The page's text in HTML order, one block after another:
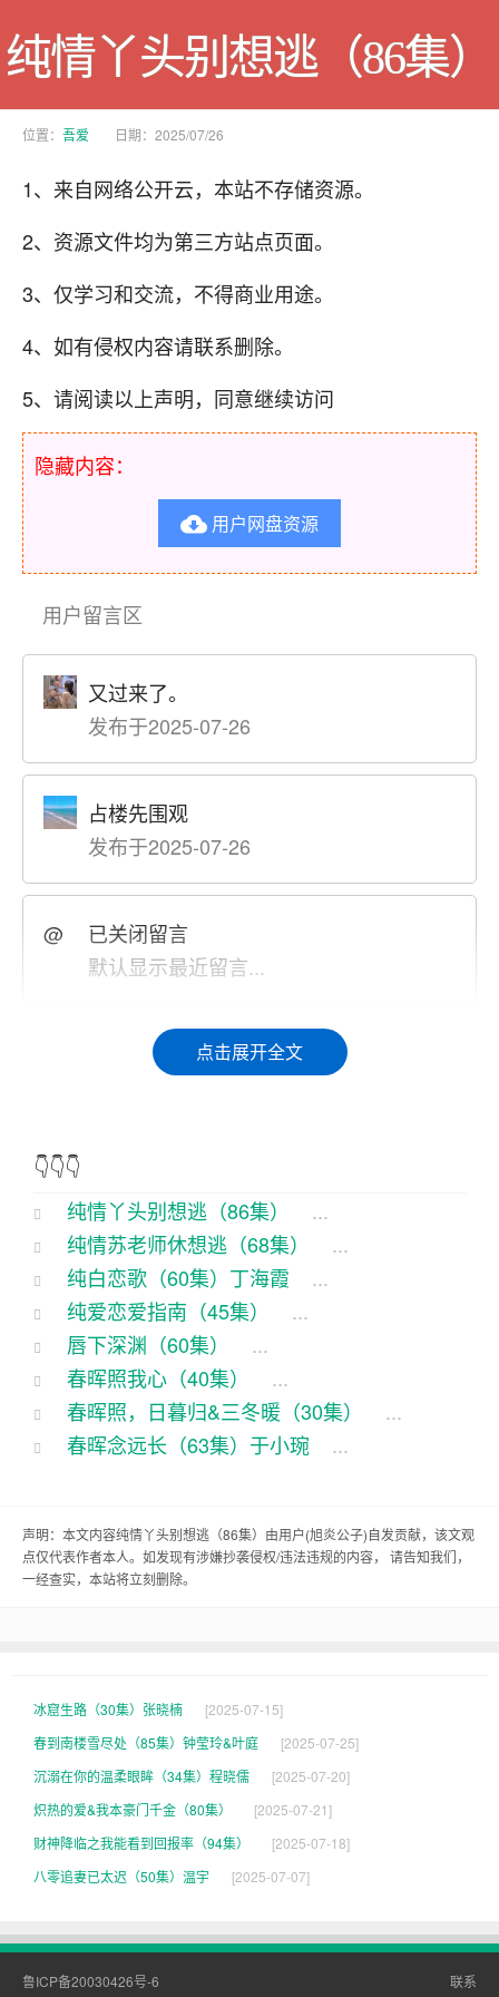
纯情丫头别想逃（86集）
位置： 吾爱 日期：2025/07/26
1、来自网络公开云，本站不存储资源。
2、资源文件均为第三方站点页面。
3、仅学习和交流，不得商业用途。
4、如有侵权内容请联系删除。
5、请阅读以上声明，同意继续访问
隐藏内容：
 用户网盘资源
用户留言区
又过来了。
发布于2025-07-26
占楼先围观
发布于2025-07-26
@
已关闭留言
默认显示最近留言...
说起俺们村儿的那个小丫头丽丽，那可真是纯情得
跟啥似的，整天价儿就知道傻乐，哪儿像俺们这帮
集。
话说那天，丽丽跟那小子小强又约好了去公园划
船。俩人儿坐在船上，微风拂面，阳光正好，那小
丫头乐得跟个啥似的，嘴里还哼着小曲儿。小强看
着丽丽那傻乎乎的样儿，心里也是乐开了花。
划船的时候，丽丽突然发现了一个奇怪的洞，她好
奇地问：“小强，这船底怎么有个洞啊？”小强瞪大了
眼睛，一本正经地说：“这叫‘通海眼’，据说船要是
亮了，激动地问：“假的？那咱们赶紧划过去吧！”
俩人儿一边划船，一边聊着天，不知不觉就到了“通
可是，就在这时候，一阵吹来，把船吹得摇摇晃
晃。丽丽吓得脸色煞白，紧紧抓住小强的手：“小
强，我怕！咱们会不会掉进海里啊？”小强安慰她：
“别怕，有我在呢！咱们一定能平安到达幸福岛的。”
“丽丽，咱们把船头转向，利用风力把船吹回岸边！”
丽丽听后，赶紧按照小强说的做，俩人儿齐心协
点击展开全文
👇👇👇
纯情丫头别想逃（86集）
...
纯情苏老师休想逃（68集）
...
纯白恋歌（60集）丁海霞
...
纯爱恋爱指南（45集）
...
唇下深渊（60集）
...
春晖照我心（40集）
...
春晖照，日暮归&三冬暖（30集）
...
春晖念远长（63集）于小琬
...
声明：本文内容纯情丫头别想逃（86集）由用户(旭炎公子)自发贡献，该文观
点仅代表作者本人。如发现有涉嫌抄袭侵权/违法违规的内容， 请告知我们，
一经查实，本站将立刻删除。
冰窟生路（30集）张晓楠
[2025-07-15]
春到南楼雪尽处（85集）钟莹玲&叶庭
[2025-07-25]
沉溺在你的温柔眼眸（34集）程晓儒
[2025-07-20]
炽热的爱&我本豪门千金（80集）
[2025-07-21]
财神降临之我能看到回报率（94集）
[2025-07-18]
八零追妻已太迟（50集）温宇
[2025-07-07]
鲁ICP备20030426号-6 联系